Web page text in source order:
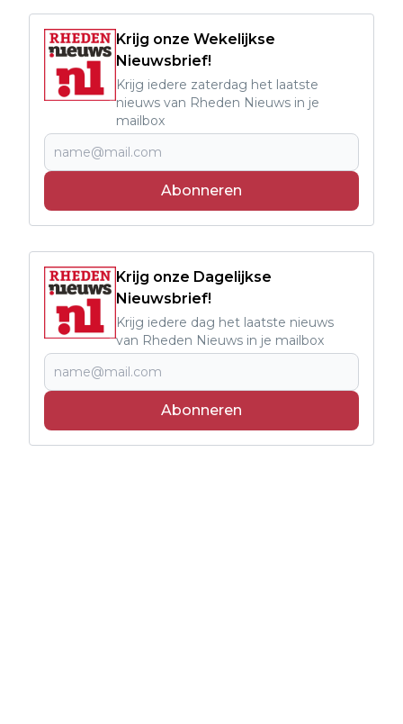
Krijg onze Wekelijkse
Nieuwsbrief!
Krijg iedere zaterdag het laatste
nieuws van Rheden Nieuws in je
mailbox
Abonneren
Krijg onze Dagelijkse
Nieuwsbrief!
Krijg iedere dag het laatste nieuws
van Rheden Nieuws in je mailbox
Abonneren